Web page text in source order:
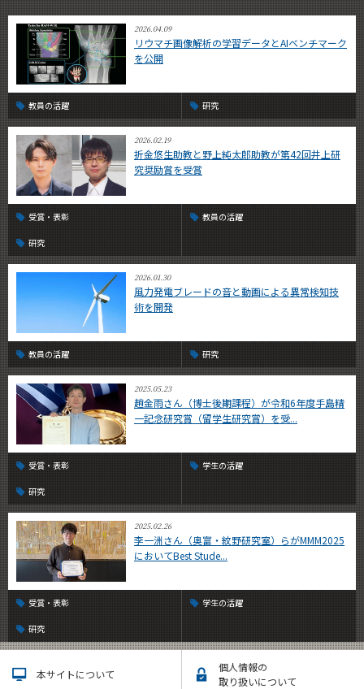
2026.04.09
リウマチ画像解析の学習データとAIベンチマーク
を公開
教員の活躍 研究
2026.02.19
折金悠生助教と野上純太郎助教が第42回井上研
究奨励賞を受賞
受賞・表彰 教員の活躍
研究
2026.01.30
風力発電ブレードの音と動画による異常検知技
術を開発
教員の活躍 研究
2025.05.23
趙金雨さん（博士後期課程）が令和6年度手島精
一記念研究賞（留学生研究賞）を受...
受賞・表彰 学生の活躍
研究
2025.02.26
李一洲さん（奥富・紋野研究室）らがMMM2025
においてBest Stude...
受賞・表彰 学生の活躍
研究
本サイトについて
個人情報の
取り扱いについて